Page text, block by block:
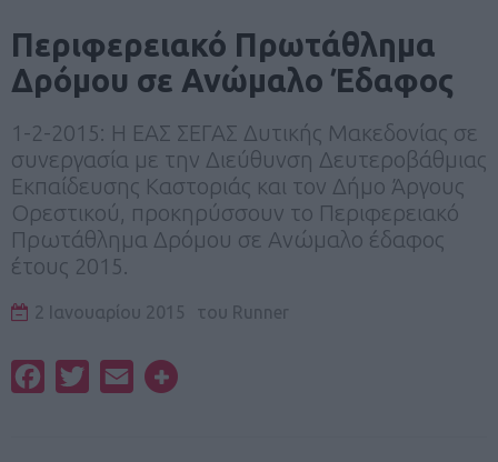
Περιφερειακό Πρωτάθλημα
Δρόμου σε Ανώμαλο Έδαφος
1-2-2015: Η ΕΑΣ ΣΕΓΑΣ Δυτικής Μακεδονίας σε
συνεργασία με την Διεύθυνση Δευτεροβάθμιας
Εκπαίδευσης Καστοριάς και τον Δήμο Άργους
Ορεστικού, προκηρύσσουν το Περιφερειακό
Πρωτάθλημα Δρόμου σε Ανώμαλο έδαφος
έτους 2015.
2 Ιανουαρίου 2015 του Runner
FacebookTwitterEmail